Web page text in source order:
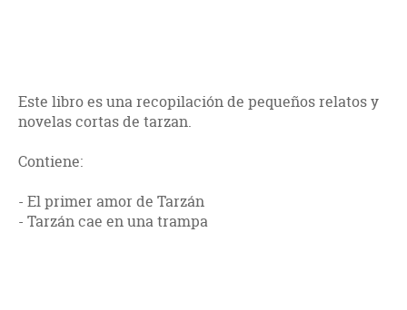
Este libro es una recopilación de pequeños relatos y
novelas cortas de tarzan.
Contiene:
- El primer amor de Tarzán
- Tarzán cae en una trampa